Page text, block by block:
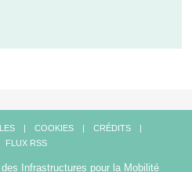
COOKIES
CRÉDITS
FLUX RSS
Infrastructures pour la Mobilité